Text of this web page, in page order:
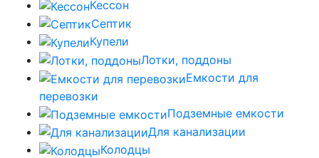
Кессон
Септик
Купели
Лотки, поддоны
Емкости для
перевозки
Подземные емкости
Для канализации
Колодцы